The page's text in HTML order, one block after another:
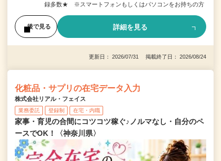
録多数★ ※スマートフォンもしくはパソコンをお持ちの方
後で見る 詳細を見る
更新日： 2026/07/31 掲載終了日： 2026/08/24
化粧品・サプリの在宅データ入力
株式会社リアル・フェイス
業務委託 登録制 在宅・内職
家事・育児の合間にコツコツ稼ぐ♪ノルマなし・自分のペ
ースでOK！〈神奈川県〉